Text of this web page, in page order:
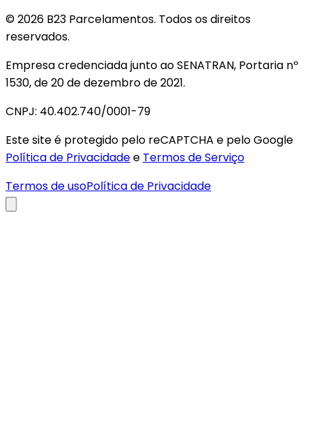
© 2026 B23 Parcelamentos. Todos os direitos
reservados.
Empresa credenciada junto ao SENATRAN, Portaria nº
1530, de 20 de dezembro de 2021.
CNPJ: 40.402.740/0001-79
Este site é protegido pelo reCAPTCHA e pelo Google
Política de Privacidadee Termos de Serviço
Termos de usoPolítica de Privacidade